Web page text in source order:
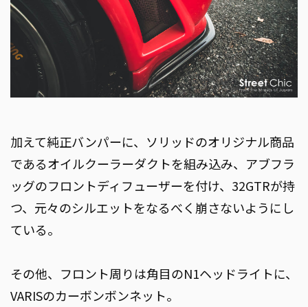
加えて純正バンパーに、ソリッドのオリジナル商品
であるオイルクーラーダクトを組み込み、アブフラ
ッグのフロントディフューザーを付け、32GTRが持
つ、元々のシルエットをなるべく崩さないようにし
ている。
その他、フロント周りは角目のN1ヘッドライトに、
VARISのカーボンボンネット。